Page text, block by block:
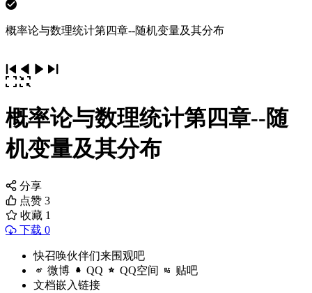
概率论与数理统计第四章--随机变量及其分布
概率论与数理统计第四章--随
机变量及其分布
分享
点赞 3
收藏 1
下载 0
快召唤伙伴们来围观吧
微博 QQ QQ空间 贴吧
文档嵌入链接